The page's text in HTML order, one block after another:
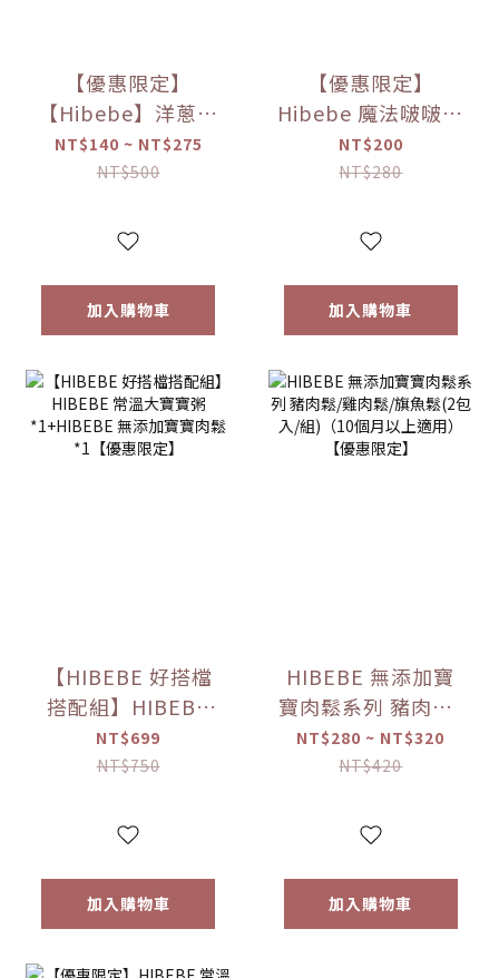
【優惠限定】
【Hibebe】洋蔥蘋
果魚湯250ml/包｜
2包/盒｜虱目魚湯
6m+｜常溫｜【優
NT$140 ~ NT$275
NT$500
加入購物車
【優惠限定】
Hibebe 魔法啵啵棒
牛奶/草莓/起司/藍
莓葡萄/芒果(150g/
NT$200
NT$280
加入購物車
【HIBEBE 好搭檔
搭配組】HIBEBE
常溫大寶寶粥
*1+HIBEBE 無添加
限定】
NT$699
NT$750
加入購物車
HIBEBE 無添加寶
寶肉鬆系列 豬肉鬆/
雞肉鬆/旗魚鬆(2包
入/組)（10個月以
定】
NT$280 ~ NT$320
NT$420
加入購物車